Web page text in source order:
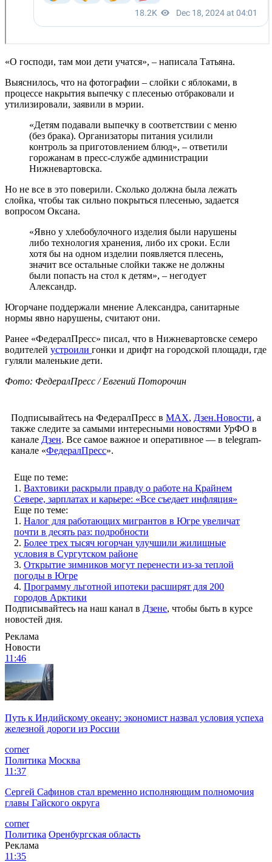
«О господи, там мои дети учатся», – написала Татьяна.
Выяснилось, что на фотографии – слойки с яблоками, в
процессе накрытия выпечку с плесенью отбраковали и
утилизировали, заявили в мэрии.
«Детям подавали выпечку в соответствии с меню
(без брака). Организаторы питания усилили
контроль за приготовлением блюд», – ответили
горожанам в пресс-службе администрации
Нижневартовска.
Но не все в это поверили. Сколько должна была лежать
слойка, чтобы так сильно покрыться плесенью, задается
вопросом Оксана.
«Явно у хлебобулочного изделия были нарушены
либо технология хранения, либо их сроки. Если
хотя бы на одном изделии появляется плесень,
значит все остальные слойки также не должны
были попасть на стол к детям», – негодует
Александр.
Югорчане поддержали мнение Александра, санитарные
нормы явно нарушены, считают они.
Ранее «ФедералПресс» писал, что в Нижневартовске семеро
водителей устроили гонки и дрифт на городской площади, где
гуляли маленькие дети.
Фото: ФедералПресс / Евгений Поторочин
Подписывайтесь на ФедералПресс в МАХ, Дзен.Новости, а
также следите за самыми интересными новостями УрФО в
канале Дзен. Все самое важное и оперативное — в telegram-
канале «ФедералПресс».
Еще по теме:
1. Вахтовики раскрыли правду о работе на Крайнем
Севере, зарплатах и карьере: «Все съедает инфляция»
Еще по теме:
1. Налог для работающих мигрантов в Югре увеличат
почти в десять раз: подробности
2. Более трех тысяч югорчан улучшили жилищные
условия в Сургутском районе
3. Открытие зимников могут перенести из-за теплой
погоды в Югре
4. Программу льготной ипотеки расширят для 200
городов Арктики
Подписывайтесь на наш канал в Дзене, чтобы быть в курсе
новостей дня.
Реклама
Новости
11:46
Путь к Индийскому океану: экономист назвал условия успеха
железной дороги из России
corner
Политика Москва
11:37
Сергей Сафинов стал временно исполняющим полномочия
главы Гайского округа
corner
Политика Оренбургская область
Реклама
11:35